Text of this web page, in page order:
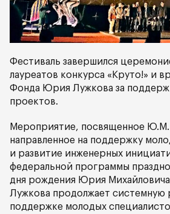
Фестиваль завершился
лауреатов конкурса «Круто!» и
Фонда Юрия Лужкова за
проектов.
Мероприятие, посвященное Ю.М.
направленное на поддержку
и развитие инженерных
федеральной программы
дня рождения Юрия
Лужкова продолжает системную
поддержке молодых